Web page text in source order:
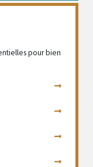
pour bien